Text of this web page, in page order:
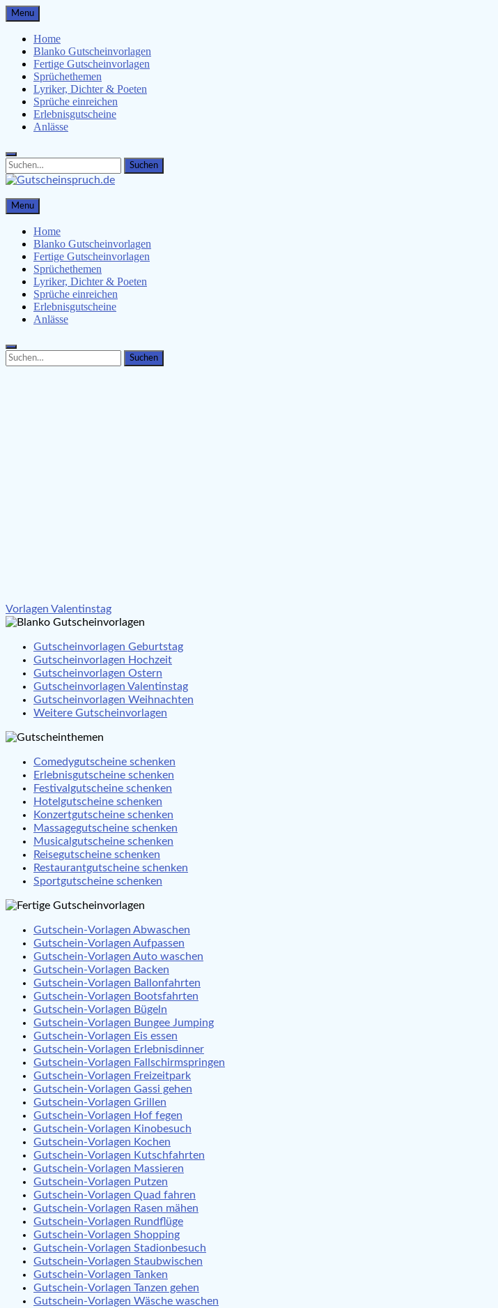
Skip
to
content
Menu
Home
Blanko Gutscheinvorlagen
Fertige Gutscheinvorlagen
Sprüchethemen
Lyriker, Dichter & Poeten
Sprüche einreichen
Erlebnisgutscheine
Anlässe
Search
for:
Search
Gutscheinspruch.de
Gutscheinsprüche & Gutscheinvorlagen finden
Menu
Home
Blanko Gutscheinvorlagen
Fertige Gutscheinvorlagen
Sprüchethemen
Lyriker, Dichter & Poeten
Sprüche einreichen
Erlebnisgutscheine
Anlässe
Search
for:
Search
Beitragsnavigation
Vorlagen Valentinstag
Gutscheinvorlagen Geburtstag
Gutscheinvorlagen Hochzeit
Gutscheinvorlagen Ostern
Gutscheinvorlagen Valentinstag
Gutscheinvorlagen Weihnachten
Weitere Gutscheinvorlagen
Comedygutscheine schenken
Erlebnisgutscheine schenken
Festivalgutscheine schenken
Hotelgutscheine schenken
Konzertgutscheine schenken
Massagegutscheine schenken
Musicalgutscheine schenken
Reisegutscheine schenken
Restaurantgutscheine schenken
Sportgutscheine schenken
Gutschein-Vorlagen Abwaschen
Gutschein-Vorlagen Aufpassen
Gutschein-Vorlagen Auto waschen
Gutschein-Vorlagen Backen
Gutschein-Vorlagen Ballonfahrten
Gutschein-Vorlagen Bootsfahrten
Gutschein-Vorlagen Bügeln
Gutschein-Vorlagen Bungee Jumping
Gutschein-Vorlagen Eis essen
Gutschein-Vorlagen Erlebnisdinner
Gutschein-Vorlagen Fallschirmspringen
Gutschein-Vorlagen Freizeitpark
Gutschein-Vorlagen Gassi gehen
Gutschein-Vorlagen Grillen
Gutschein-Vorlagen Hof fegen
Gutschein-Vorlagen Kinobesuch
Gutschein-Vorlagen Kochen
Gutschein-Vorlagen Kutschfahrten
Gutschein-Vorlagen Massieren
Gutschein-Vorlagen Putzen
Gutschein-Vorlagen Quad fahren
Gutschein-Vorlagen Rasen mähen
Gutschein-Vorlagen Rundflüge
Gutschein-Vorlagen Shopping
Gutschein-Vorlagen Stadionbesuch
Gutschein-Vorlagen Staubwischen
Gutschein-Vorlagen Tanken
Gutschein-Vorlagen Tanzen gehen
Gutschein-Vorlagen Wäsche waschen